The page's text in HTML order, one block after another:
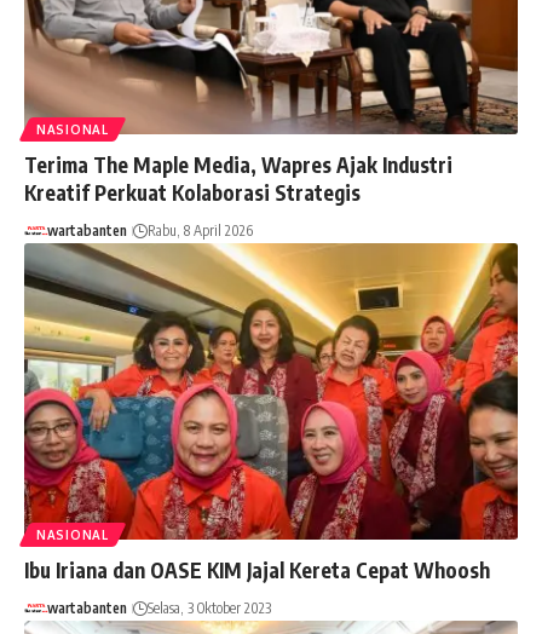
NASIONAL
Terima The Maple Media, Wapres Ajak Industri
Kreatif Perkuat Kolaborasi Strategis
wartabanten Rabu, 8 April 2026
NASIONAL
Ibu Iriana dan OASE KIM Jajal Kereta Cepat Whoosh
wartabanten Selasa, 3 Oktober 2023